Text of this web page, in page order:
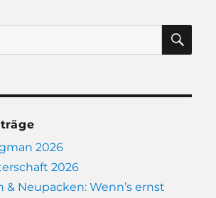
2026
2026
Neupacken: Wenn’s ernst